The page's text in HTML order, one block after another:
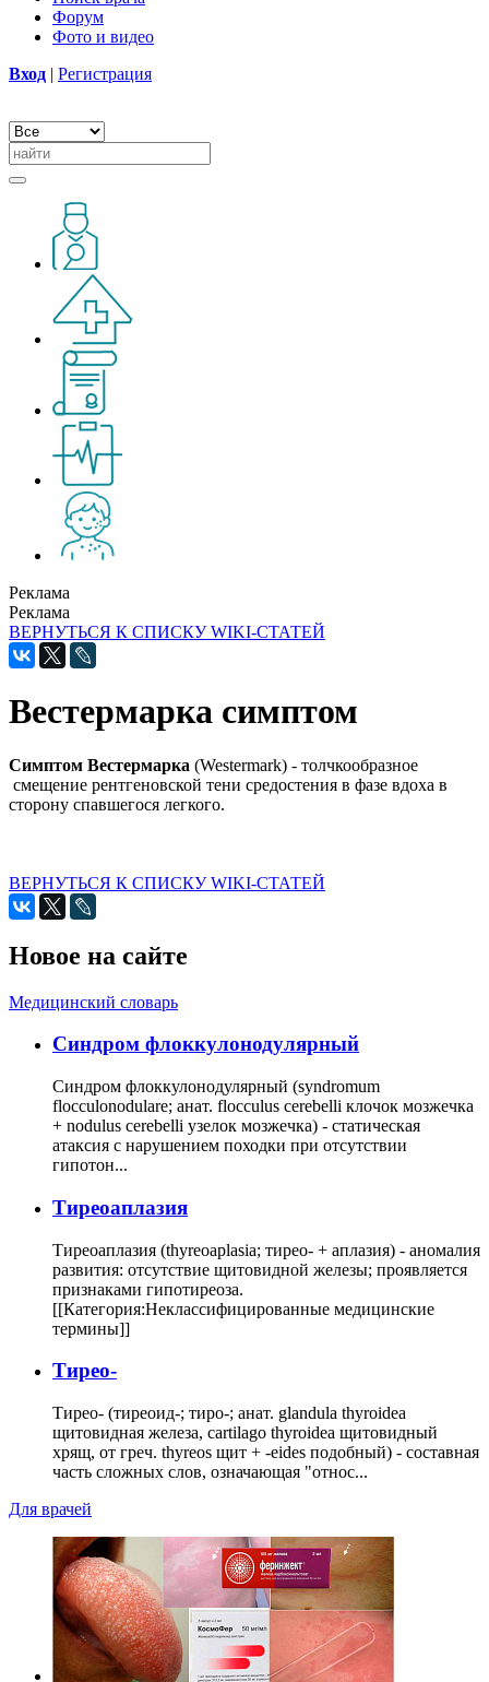
Форум
Фото и видео
Вход | Регистрация
Реклама
Реклама
ВЕРНУТЬСЯ К СПИСКУ WIKI-СТАТЕЙ
Вестермарка симптом
Симптом Вестермарка (Westermark) - толчкообразное
смещение рентгеновской тени средостения в фазе вдоха в
сторону спавшегося легкого.
ВЕРНУТЬСЯ К СПИСКУ WIKI-СТАТЕЙ
Новое на сайте
Медицинский словарь
Cиндром флоккулонодулярный
Синдром флоккулонодулярный (syndromum
flocculonodulare; анат. flocculus cerebelli клочок мозжечка
+ nodulus cerebelli узелок мозжечка) - статическая
атаксия с нарушением походки при отсутствии
гипотон...
Тиреоаплазия
Тиреоаплазия (thyreoaplasia; тирео- + аплазия) - аномалия
развития: отсутствие щитовидной железы; проявляется
признаками гипотиреоза.
[[Категория:Неклассифицированные медицинские
термины]]
Тирео-
Тирео- (тиреоид-; тиро-; анат. glandula thyroidea
щитовидная железа, cartilago thyroidea щитовидный
хрящ, от греч. thyreos щит + -eides подобный) - составная
часть сложных слов, означающая "относ...
Для врачей